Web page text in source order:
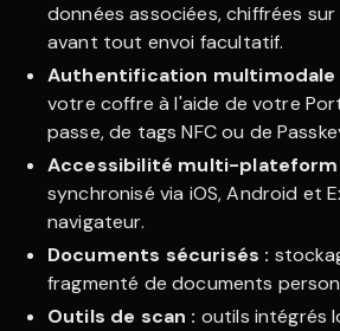
données associées, chiffrées
avant tout envoi facultatif.
Authentification multimodale
votre coffre à l'aide de votre
passe, de tags NFC ou de
Accessibilité multi-
synchronisé via iOS, Android et
navigateur.
Documents sécurisés :
fragmenté de documents
Outils de scan : outils intégrés